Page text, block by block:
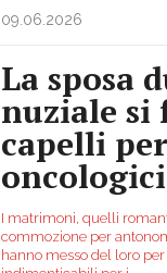
09.06.2026
La sposa
nuziale
capelli
oncologici
I matrimoni, quelli
commozione per
hanno messo del loro